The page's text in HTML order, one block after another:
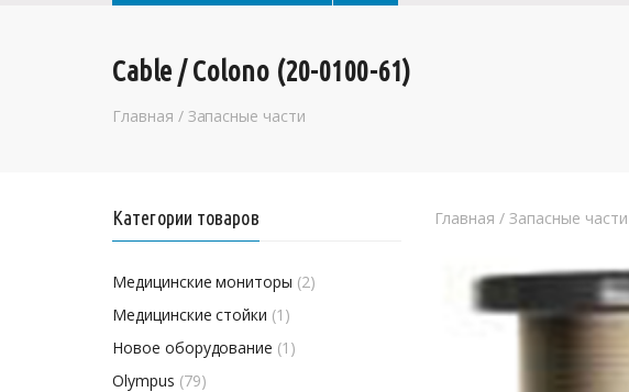
Cable / Colono (20-0100-61)
Главная / Запасные части
Категории товаров
Медицинские мониторы (2)
Медицинские стойки (1)
Новое оборудование (1)
Olympus (79)
Главная /Запасные части